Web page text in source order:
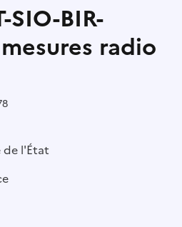
SIO-BIR-
radio
l'État